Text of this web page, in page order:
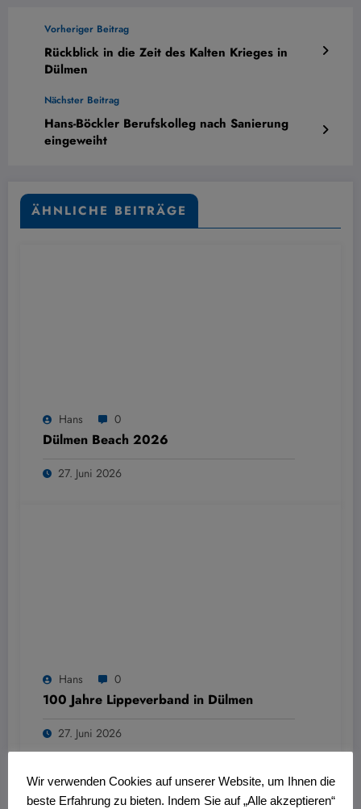
Vorheriger Beitrag
Rückblick in die Zeit des Kalten Krieges in
Dülmen
Nächster Beitrag
Hans-Böckler Berufskolleg nach Sanierung
eingeweiht
ÄHNLICHE BEITRÄGE
Hans 0
Dülmen Beach 2026
27. Juni 2026
Hans 0
100 Jahre Lippeverband in Dülmen
27. Juni 2026
Wir verwenden Cookies auf unserer Website, um Ihnen die
beste Erfahrung zu bieten. Indem Sie auf „Alle akzeptieren“